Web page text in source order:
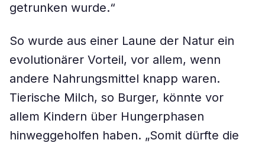
getrunken wurde.“
So wurde aus einer Laune der Natur ein
evolutionärer Vorteil, vor allem, wenn
andere Nahrungsmittel knapp waren.
Tierische Milch, so Burger, könnte vor
allem Kindern über Hungerphasen
hinweggeholfen haben. „Somit dürfte die